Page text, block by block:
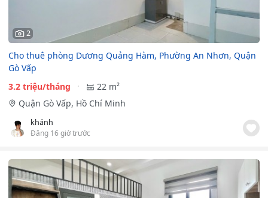
2
Cho thuê phòng Dương Quảng Hàm, Phường An Nhơn, Quận
Gò Vấp
3.2 triệu/tháng
22 m²
Quận Gò Vấp, Hồ Chí Minh
khánh
Đăng 16 giờ trước